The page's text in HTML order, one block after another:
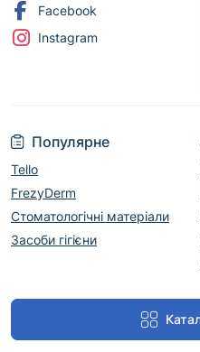
Популярне
Tello
FrezyDerm
Стоматологічні матеріали
Засоби гігієни
Facebook
Instagram